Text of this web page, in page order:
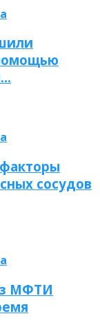
сосудов
МФТИ